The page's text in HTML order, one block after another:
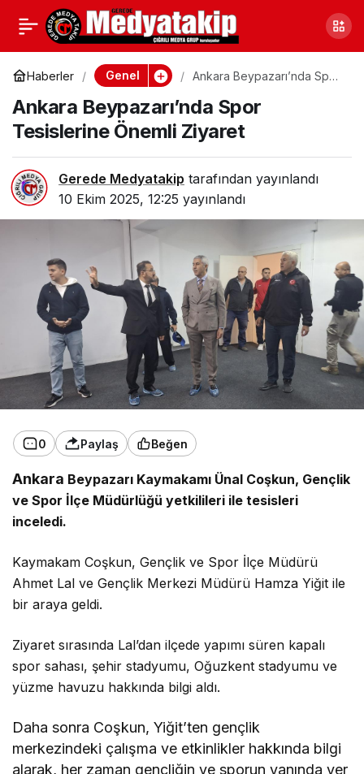
Haberler Genel
Ankara Beypazarı’nda Spor
Ankara Beypazarı’nda Spor
Tesislerine Önemli Ziyaret
Gerede Medyatakip tarafından yayınlandı
10 Ekim 2025, 12:25 yayınlandı
0 Paylaş Beğen
Ankara Beypazarı Kaymakamı Ünal Coşkun, Gençlik
ve Spor İlçe Müdürlüğü yetkilileri ile tesisleri
inceledi.
Kaymakam Coşkun, Gençlik ve Spor İlçe Müdürü
Ahmet Lal ve Gençlik Merkezi Müdürü Hamza Yiğit ile
bir araya geldi.
Ziyaret sırasında Lal’dan ilçede yapımı süren kapalı
spor sahası, şehir stadyumu, Oğuzkent stadyumu ve
yüzme havuzu hakkında bilgi aldı.
Daha sonra Coşkun, Yiğit’ten gençlik
merkezindeki çalışma ve etkinlikler hakkında bilgi
alarak, her zaman gençliğin ve sporun yanında yer
Bartın Amasra’da Fırtına
Dalgaları Coşturcu
Paylaş